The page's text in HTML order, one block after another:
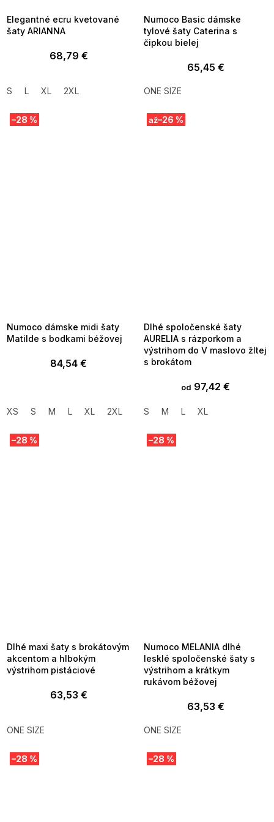
Elegantné ecru kvetované
šaty ARIANNA
68,79 €
S L XL 2XL
Numoco Basic dámske
tylové šaty Caterina s
čipkou bielej
65,45 €
ONE SIZE
–28 %
Numoco dámske midi šaty
Matilde s bodkami béžovej
84,54 €
XS S M L XL 2XL
až–26 %
Dlhé spoločenské šaty
AURELIA s rázporkom a
výstrihom do V maslovo žltej
s brokátom
od 97,42 €
S M L XL
–28 %
Dlhé maxi šaty s brokátovým
akcentom a hlbokým
výstrihom pistáciové
63,53 €
ONE SIZE
–28 %
Numoco MELANIA dlhé
lesklé spoločenské šaty s
výstrihom a krátkym
rukávom béžovej
63,53 €
ONE SIZE
–28 % –28 %